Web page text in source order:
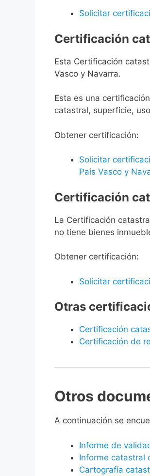
Solicitar
Certificación
Esta Certificación
Vasco y Navarra.
Esta es una
catastral, superficie,
Obtener certificación:
Solicitar
País Vasco y
Certificación
La Certificación
no tiene bienes
Obtener certificación:
Solicitar
Otras
Certificación
Certificación de
Otros
A continuación se
Informe de
Informe catastral
Cartografía